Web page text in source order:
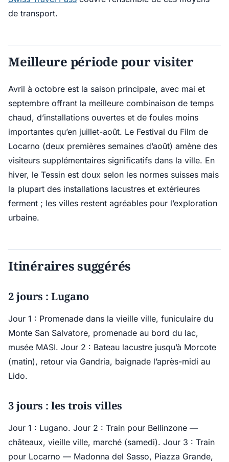
de transport.
Meilleure période pour visiter
Avril à octobre est la saison principale, avec mai et
septembre offrant la meilleure combinaison de temps
chaud, d’installations ouvertes et de foules moins
importantes qu’en juillet-août. Le Festival du Film de
Locarno (deux premières semaines d’août) amène des
visiteurs supplémentaires significatifs dans la ville. En
hiver, le Tessin est doux selon les normes suisses mais
la plupart des installations lacustres et extérieures
ferment ; les villes restent agréables pour l’exploration
urbaine.
Itinéraires suggérés
2 jours : Lugano
Jour 1 : Promenade dans la vieille ville, funiculaire du
Monte San Salvatore, promenade au bord du lac,
musée MASI. Jour 2 : Bateau lacustre jusqu’à Morcote
(matin), retour via Gandria, baignade l’après-midi au
Lido.
3 jours : les trois villes
Jour 1 : Lugano. Jour 2 : Train pour Bellinzone —
châteaux, vieille ville, marché (samedi). Jour 3 : Train
pour Locarno — Madonna del Sasso, Piazza Grande,